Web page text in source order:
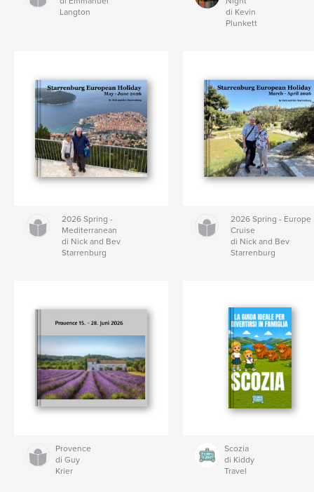
Langton
di Kevin
Plunkett
2026 Spring -
Mediterranean
di Nick and Bev
Starrenburg
2026 Spring - Europe
Cruise
di Nick and Bev
Starrenburg
Provence
di Guy
Krier
Scozia
di Kiddy
Travel